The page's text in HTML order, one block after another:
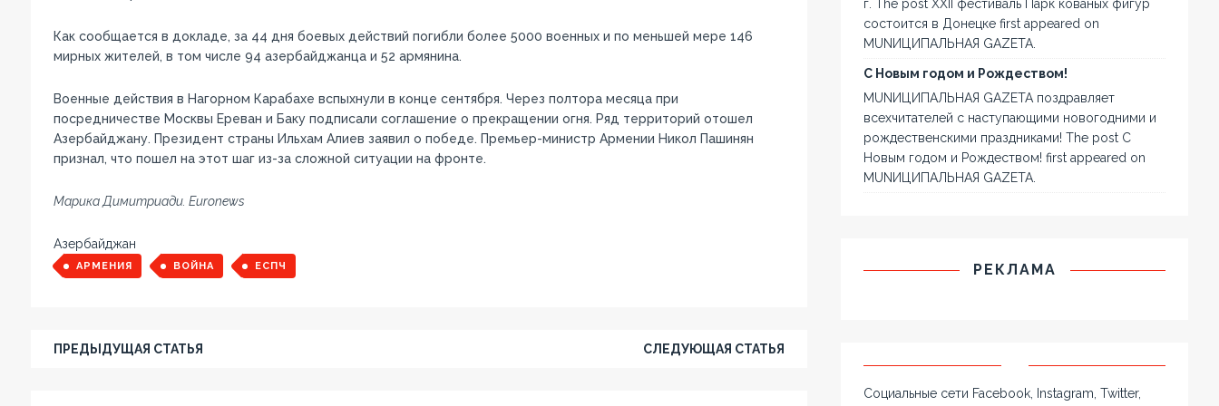
Как сообщается в докладе, за 44 дня боевых действий погибли более 5000 военных и по меньшей мере 146
мирных жителей, в том числе 94 азербайджанца и 52 армянина.
Военные действия в Нагорном Карабахе вспыхнули в конце сентября. Через полтора месяца при
посредничестве Москвы Ереван и Баку подписали соглашение о прекращении огня. Ряд территорий отошел
Азербайджану. Президент страны Ильхам Алиев заявил о победе. Премьер-министр Армении Никол Пашинян
признал, что пошел на этот шаг из-за сложной ситуации на фронте.
Марика Димитриади. Euronews
Азербайджан
АРМЕНИЯ ВОЙНА ЕСПЧ
ПРЕДЫДУЩАЯ СТАТЬЯ СЛЕДУЮЩАЯ СТАТЬЯ
г. The post XXII фестиваль Парк кованых фигур
состоится в Донецке first appeared on
MUNИЦИПАЛЬНАЯ GAZЕТА.
С Новым годом и Рождеством!
MUNИЦИПАЛЬНАЯ GAZЕТА поздравляет
всехчитателей с наступающими новогодними и
рождественскими праздниками! The post С
Новым годом и Рождеством! first appeared on
MUNИЦИПАЛЬНАЯ GAZЕТА.
РЕКЛАМА
Социальные сети Facebook, Instagram, Twitter,